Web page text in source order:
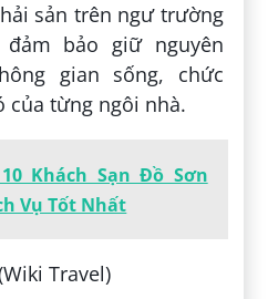
sản trên ngư trường
bảo giữ nguyên
gian sống, chức
của từng ngôi nhà.
Khách Sạn Đồ Sơn
Vụ Tốt Nhất
Travel)